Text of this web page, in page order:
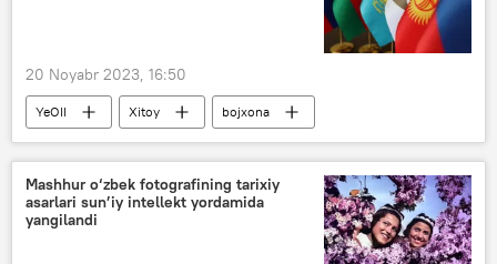
20 Noyabr 2023, 16:50
YeOII Xitoy
bojxona
hamkorlik
O‘zbekiston va YeOII
Iqtisod
Mashhur o‘zbek fotografining tarixiy
asarlari sun’iy intellekt yordamida
yangilandi